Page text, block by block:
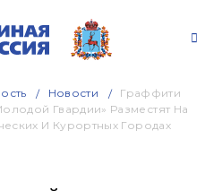
Новости
Граффити
Гвардии» Разместят На
И Курортных Городах